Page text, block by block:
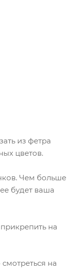
из фетра
цветов.
Чем больше
будет ваша
на
на